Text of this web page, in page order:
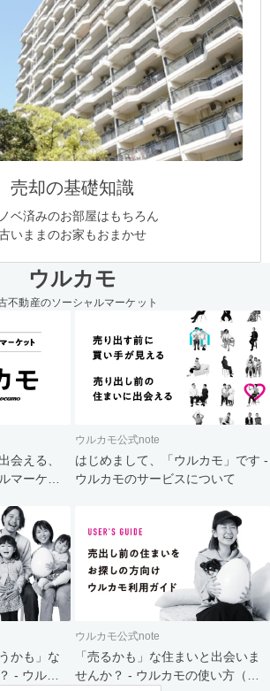
売却の基礎知識
ベ済みのお部屋はもちろん
いままのお家もおまかせ
ウルカモ
不動産のソーシャルマーケット
会える、
マーケッ
ウルカモ公式note
はじめまして、「ウルカモ」です -
ウルカモのサービスについて
かも」な
- ウルカ
ウルカモ公式note
「売るかも」な住まいと出会いま
せんか？ - ウルカモの使い方（買